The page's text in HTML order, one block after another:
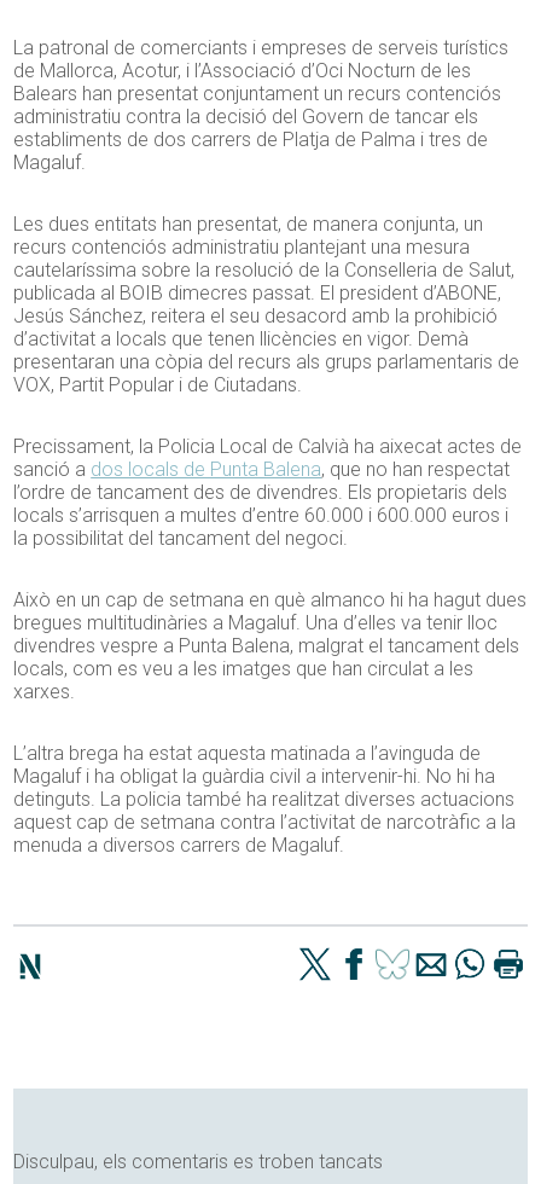
La patronal de comerciants i empreses de serveis turístics
de Mallorca, Acotur, i l’Associació d’Oci Nocturn de les
Balears han presentat conjuntament un recurs contenciós
administratiu contra la decisió del Govern de tancar els
establiments de dos carrers de Platja de Palma i tres de
Magaluf.
Les dues entitats han presentat, de manera conjunta, un
recurs contenciós administratiu plantejant una mesura
cautelaríssima sobre la resolució de la Conselleria de Salut,
publicada al BOIB dimecres passat. El president d’ABONE,
Jesús Sánchez, reitera el seu desacord amb la prohibició
d’activitat a locals que tenen llicències en vigor. Demà
presentaran una còpia del recurs als grups parlamentaris de
VOX, Partit Popular i de Ciutadans.
Precissament, la Policia Local de Calvià ha aixecat actes de
sanció a dos locals de Punta Balena, que no han respectat
l’ordre de tancament des de divendres. Els propietaris dels
locals s’arrisquen a multes d’entre 60.000 i 600.000 euros i
la possibilitat del tancament del negoci.
Això en un cap de setmana en què almanco hi ha hagut dues
bregues multitudinàries a Magaluf. Una d’elles va tenir lloc
divendres vespre a Punta Balena, malgrat el tancament dels
locals, com es veu a les imatges que han circulat a les
xarxes.
L’altra brega ha estat aquesta matinada a l’avinguda de
Magaluf i ha obligat la guàrdia civil a intervenir-hi. No hi ha
detinguts. La policia també ha realitzat diverses actuacions
aquest cap de setmana contra l’activitat de narcotràfic a la
menuda a diversos carrers de Magaluf.
Disculpau, els comentaris es troben tancats